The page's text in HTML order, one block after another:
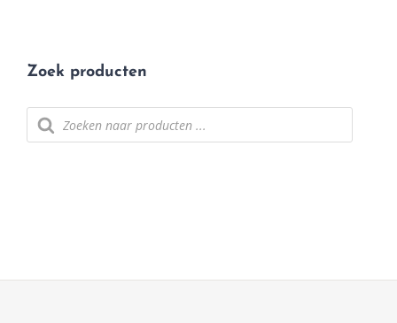
Zoek producten
Producten
zoeken